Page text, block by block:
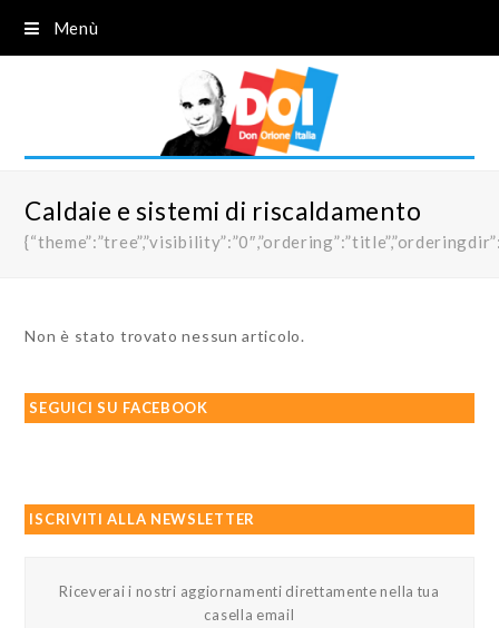
Menù
Caldaie e sistemi di riscaldamento
Non è stato trovato nessun articolo.
SEGUICI SU FACEBOOK
ISCRIVITI ALLA NEWSLETTER
Riceverai i nostri aggiornamenti direttamente nella tua
casella email